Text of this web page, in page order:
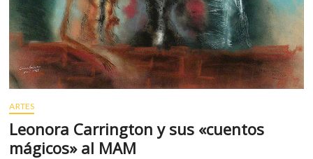
ARTES
Leonora Carrington y sus «cuentos
mágicos» al MAM